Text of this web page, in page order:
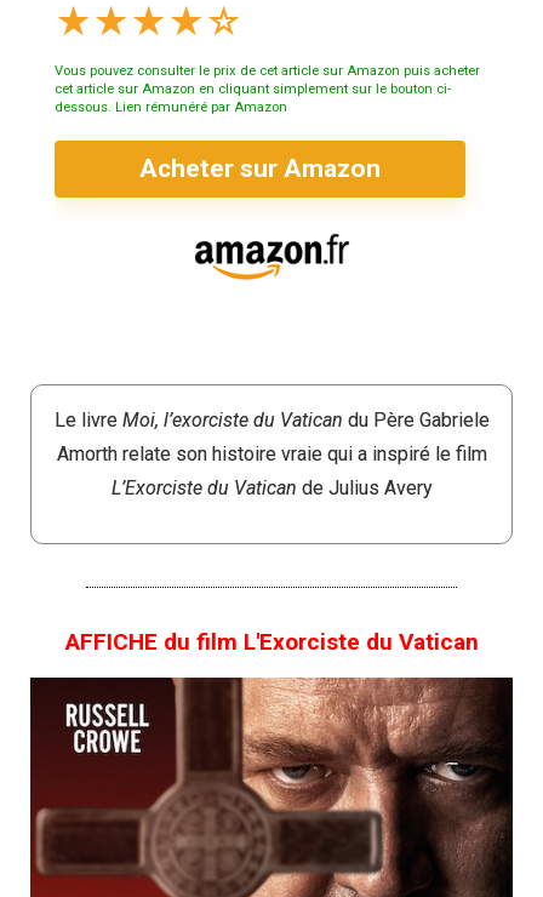
★★★★☆
Vous pouvez consulter le prix de cet article sur Amazon puis acheter
cet article sur Amazon en cliquant simplement sur le bouton ci-
dessous. Lien rémunéré par Amazon
Acheter sur Amazon
Le livre Moi, l’exorciste du Vatican du Père Gabriele
Amorth relate son histoire vraie qui a inspiré le film
L’Exorciste du Vatican de Julius Avery
AFFICHE du film L'Exorciste du Vatican